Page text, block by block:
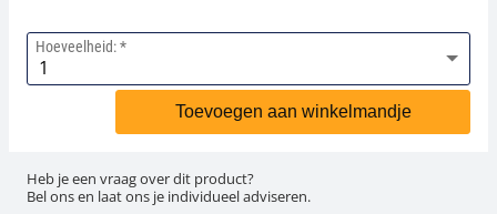
Hoeveelheid:
Toevoegen aan winkelmandje
Heb je een vraag over dit product?
Bel ons en laat ons je individueel adviseren.